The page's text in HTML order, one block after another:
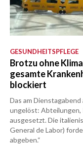
GESUNDHEITSPFLEGE
Brotzu ohne
gesamte
blockiert
Das am
ungelöst:
ausgesetzt. Die
General de Labor)
abgeben.“